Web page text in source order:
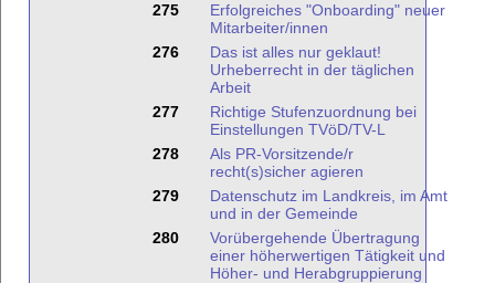
275
Erfolgreiches "Onboarding" neuer
Mitarbeiter/innen
276
Das ist alles nur geklaut!
Urheberrecht in der täglichen
Arbeit
277
Richtige Stufenzuordnung bei
Einstellungen TVöD/TV-L
278
Als PR-Vorsitzende/r
recht(s)sicher agieren
279
Datenschutz im Landkreis, im Amt
und in der Gemeinde
280
Vorübergehende Übertragung
einer höherwertigen Tätigkeit und
Höher- und Herabgruppierung